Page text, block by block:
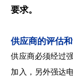
要求。
供应商的评估
供应商必须经过
加入，另外强达